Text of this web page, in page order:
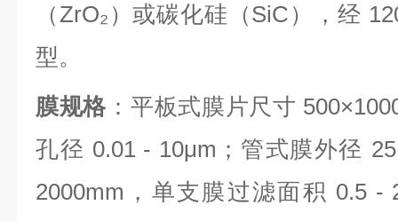
（ZrO₂）或碳化硅（SiC），经
型。
膜规格 ：平板式膜片尺寸
孔径 0.01 - 10μm；管式膜外径
2000mm，单支膜过滤面积 0.5 -